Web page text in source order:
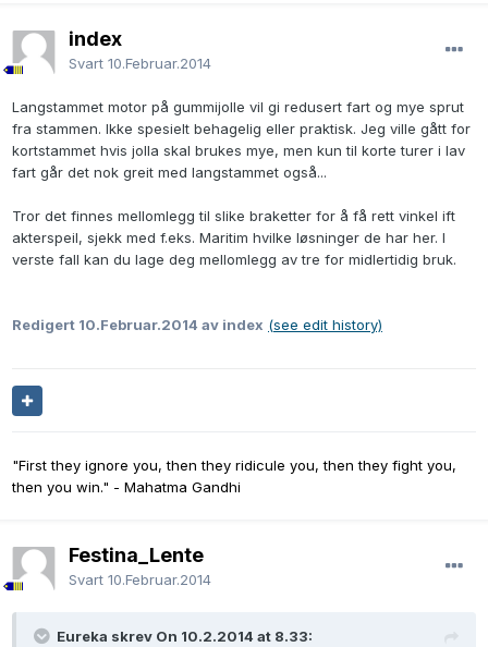
index
Svart 10.Februar.2014
Langstammet motor på gummijolle vil gi redusert fart og mye sprut
fra stammen. Ikke spesielt behagelig eller praktisk. Jeg ville gått for
kortstammet hvis jolla skal brukes mye, men kun til korte turer i lav
fart går det nok greit med langstammet også...
Tror det finnes mellomlegg til slike braketter for å få rett vinkel ift
akterspeil, sjekk med f.eks. Maritim hvilke løsninger de har her. I
verste fall kan du lage deg mellomlegg av tre for midlertidig bruk.
Redigert 10.Februar.2014 av index (see edit history)
"First they ignore you, then they ridicule you, then they fight you,
then you win." - Mahatma Gandhi
Festina_Lente
Svart 10.Februar.2014
Eureka skrev On 10.2.2014 at 8.33: